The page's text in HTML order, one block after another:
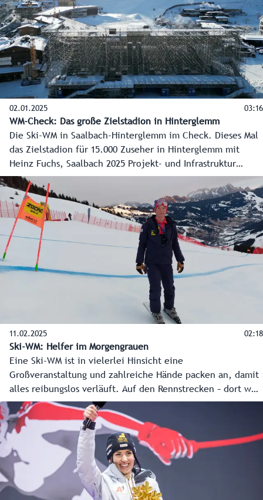
02.01.2025 03:16
WM-Check: Das große Zielstadion in Hinterglemm
Die Ski-WM in Saalbach-Hinterglemm im Check. Dieses Mal
das Zielstadion für 15.000 Zuseher in Hinterglemm mit
Heinz Fuchs, Saalbach 2025 Projekt- und Infrastruktur
GmbH
11.02.2025 02:18
Ski-WM: Helfer im Morgengrauen
Eine Ski-WM ist in vielerlei Hinsicht eine
Großveranstaltung und zahlreiche Hände packen an, damit
alles reibungslos verläuft. Auf den Rennstrecken – dort wo
sich das Spektakel in sportlicher Sicht abspielt – sorgen
zahlreiche Freiwillige für perfekte Bedingungen, so auch
Fabian Rippler vom Schiclub Saalbach-Hinterglemm.